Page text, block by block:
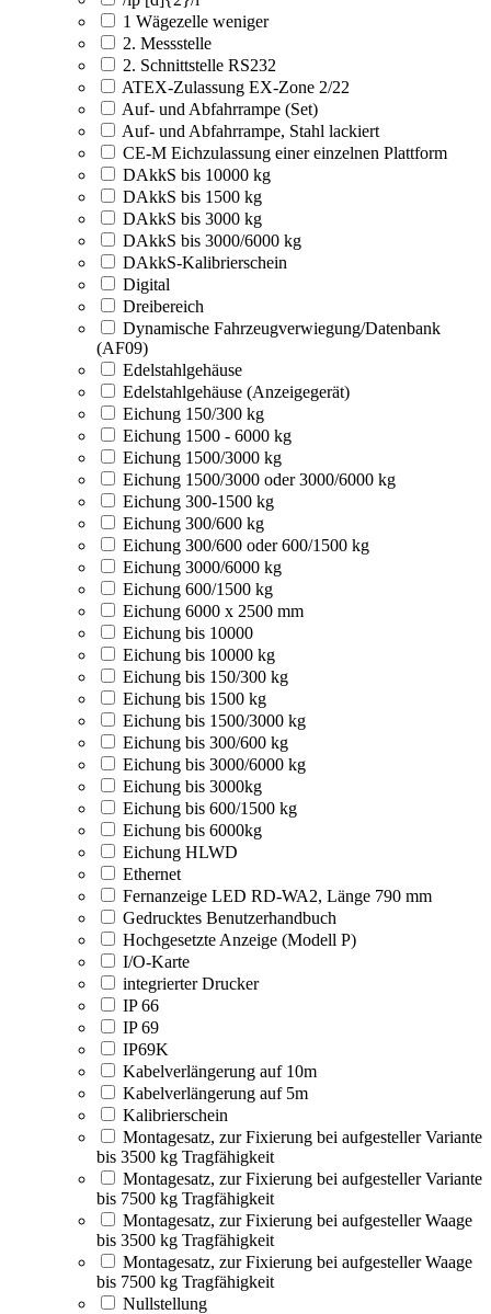
1 Wägezelle weniger
2. Messstelle
2. Schnittstelle RS232
ATEX-Zulassung EX-Zone 2/22
Auf- und Abfahrrampe (Set)
Auf- und Abfahrrampe, Stahl lackiert
CE-M Eichzulassung einer einzelnen Plattform
DAkkS bis 10000 kg
DAkkS bis 1500 kg
DAkkS bis 3000 kg
DAkkS bis 3000/6000 kg
DAkkS-Kalibrierschein
Digital
Dreibereich
Dynamische Fahrzeugverwiegung/Datenbank
(AF09)
Edelstahlgehäuse
Edelstahlgehäuse (Anzeigegerät)
Eichung 150/300 kg
Eichung 1500 - 6000 kg
Eichung 1500/3000 kg
Eichung 1500/3000 oder 3000/6000 kg
Eichung 300-1500 kg
Eichung 300/600 kg
Eichung 300/600 oder 600/1500 kg
Eichung 3000/6000 kg
Eichung 600/1500 kg
Eichung 6000 x 2500 mm
Eichung bis 10000
Eichung bis 10000 kg
Eichung bis 150/300 kg
Eichung bis 1500 kg
Eichung bis 1500/3000 kg
Eichung bis 300/600 kg
Eichung bis 3000/6000 kg
Eichung bis 3000kg
Eichung bis 600/1500 kg
Eichung bis 6000kg
Eichung HLWD
Ethernet
Fernanzeige LED RD-WA2, Länge 790 mm
Gedrucktes Benutzerhandbuch
Hochgesetzte Anzeige (Modell P)
I/O-Karte
integrierter Drucker
IP 66
IP 69
IP69K
Kabelverlängerung auf 10m
Kabelverlängerung auf 5m
Kalibrierschein
Montagesatz, zur Fixierung bei aufgesteller Variante
bis 3500 kg Tragfähigkeit
Montagesatz, zur Fixierung bei aufgesteller Variante
bis 7500 kg Tragfähigkeit
Montagesatz, zur Fixierung bei aufgesteller Waage
bis 3500 kg Tragfähigkeit
Montagesatz, zur Fixierung bei aufgesteller Waage
bis 7500 kg Tragfähigkeit
Nullstellung